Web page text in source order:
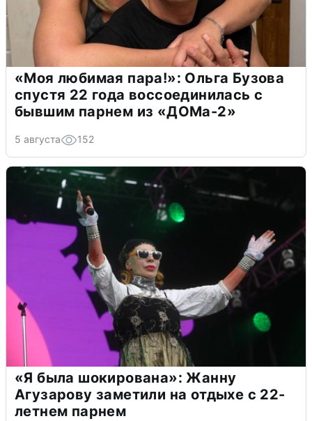
«Моя любимая пара!»: Ольга Бузова
спустя 22 года воссоединилась с
бывшим парнем из «ДОМа-2»
5 августа 152
«Я была шокирована»: Жанну
Агузарову заметили на отдыхе с 22-
летнем парнем